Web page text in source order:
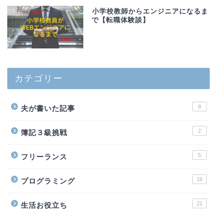
10
小学校教師からエンジニアになるま
で【転職体験談】
カテゴリー
夫が書いた記事 8
簿記３級挑戦 2
フリーランス 5
プログラミング 16
生活お役立ち 21